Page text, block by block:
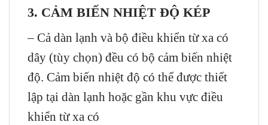
3. CẢM BIẾN NHIỆT ĐỘ KÉP
– Cả dàn lạnh và bộ điều khiển từ xa có
dây (tùy chọn) đều có bộ cảm biến nhiệt
độ. Cảm biến nhiệt độ có thể được thiết
lập tại dàn lạnh hoặc gần khu vực điều
khiển từ xa có